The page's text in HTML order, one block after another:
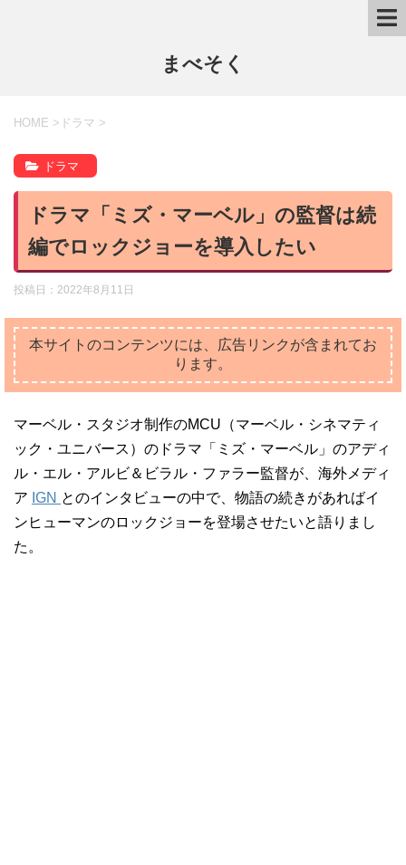
まべそく
HOME > ドラマ >
ドラマ
ドラマ「ミズ・マーベル」の監督は続
編でロックジョーを導入したい
投稿日： 2022年8月11日
本サイトのコンテンツには、広告リンクが含まれてお
ります。
マーベル・スタジオ制作のMCU（マーベル・シネマティ
ック・ユニバース）のドラマ「ミズ・マーベル」のアディ
ル・エル・アルビ＆ビラル・ファラー監督が、海外メディ
ア IGN とのインタビューの中で、物語の続きがあればイ
ンヒューマンのロックジョーを登場させたいと語りまし
た。